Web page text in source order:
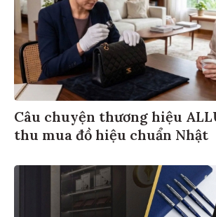
Câu chuyện thương hiệu
thu mua đồ hiệu chuẩn Nhật